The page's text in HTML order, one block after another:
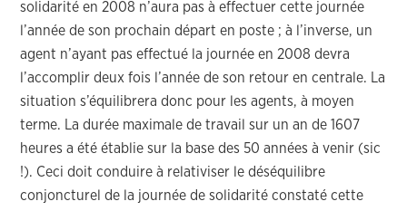
solidarité en 2008 n’aura pas à effectuer cette journée
l’année de son prochain départ en poste ; à l’inverse, un
agent n’ayant pas effectué la journée en 2008 devra
l’accomplir deux fois l’année de son retour en centrale. La
situation s’équilibrera donc pour les agents, à moyen
terme. La durée maximale de travail sur un an de 1607
heures a été établie sur la base des 50 années à venir (sic
!). Ceci doit conduire à relativiser le déséquilibre
conjoncturel de la journée de solidarité constaté cette